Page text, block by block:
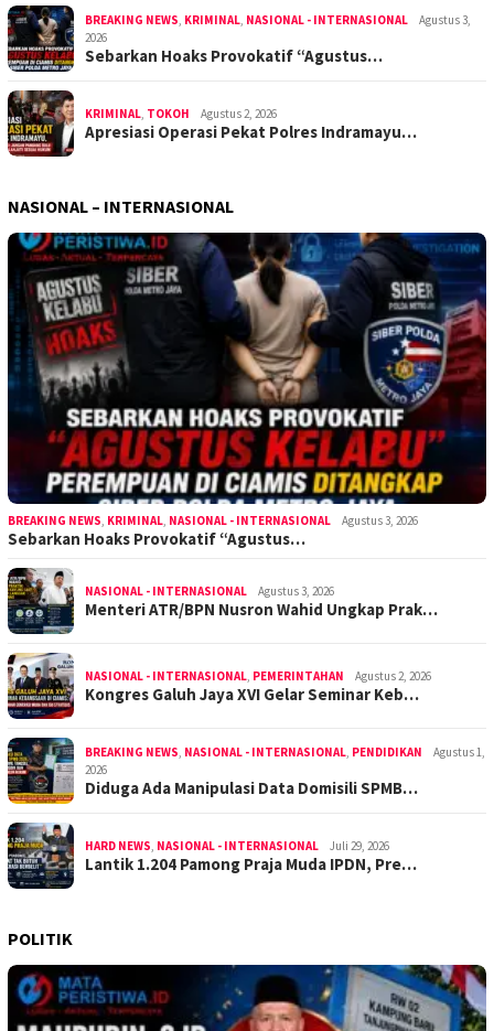
BREAKING NEWS KRIMINAL NASIONAL - INTERNASIONAL
Agustus 3,
2026
Sebarkan Hoaks Provokatif “Agustus…
KRIMINAL TOKOH Agustus 2, 2026
Apresiasi Operasi Pekat Polres Indramayu…
NASIONAL – INTERNASIONAL
BREAKING NEWS KRIMINAL NASIONAL - INTERNASIONAL Agustus 3, 2026
Sebarkan Hoaks Provokatif “Agustus…
NASIONAL - INTERNASIONAL Agustus 3, 2026
Menteri ATR/BPN Nusron Wahid Ungkap Prak…
NASIONAL - INTERNASIONAL PEMERINTAHAN Agustus 2, 2026
Kongres Galuh Jaya XVI Gelar Seminar Keb…
BREAKING NEWS NASIONAL - INTERNASIONAL PENDIDIKAN
Agustus 1,
2026
Diduga Ada Manipulasi Data Domisili SPMB…
HARD NEWS NASIONAL - INTERNASIONAL Juli 29, 2026
Lantik 1.204 Pamong Praja Muda IPDN, Pre…
POLITIK